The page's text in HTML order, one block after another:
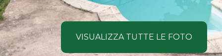
VISUALIZZA TUTTE LE FOTO
COSA
CERCANO
Comune